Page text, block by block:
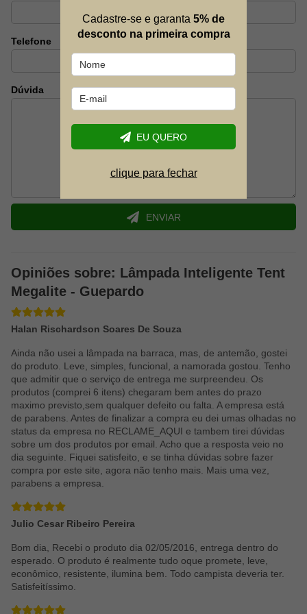
Telefone
Dúvida
ENVIAR
Opiniões sobre: Lâmpada Inteligente Tent
Megalite - Guepardo
Halan Rischardson Soares De Souza
Ainda não usei a lâmpada na barraca, mas, de antemão, gostei
do produto. Leve, simples, funcional, a namorada gostou. Tenho
que admitir que o serviço de entrega me surpreendeu. Os
produtos (comprei 6 itens) chegaram bem antes do prazo
maximo previsto,sem qualquer defeito ou falta. A empresa está
de parabens. Antes de finalizar a compra eu dei umas olhadas no
status da empresa no RECLAME_AQUI e tambem tirei dúvidas
sobre um dos produtos por email. Acho que a resposta veio no
dia seguinte. Fiquei satisfeito, e se tinha dúvidas sobre fazer
compra por este site, agora não tenho mais. Mais uma vez,
parabens a empresa.
Julio Cesar Ribeiro Pereira
Bom dia, Recebi o produto dia 02/05/2016, entrega dentro do
esperado. O produto é realmente tudo oque promete, leve,
econômico, resistente, ilumina bem. Todo campista deveria ter.
Satisfeitíssimo.
Cadastre-se e garanta 5% de
desconto na primeira compra
EU QUERO
clique para fechar